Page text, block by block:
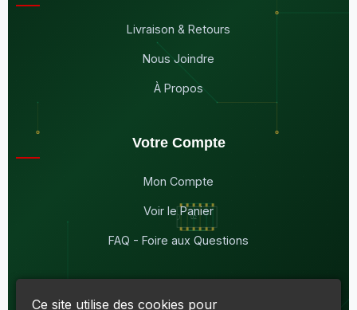
Livraison & Retours
Nous Joindre
À Propos
Votre Compte
Mon Compte
Voir le Panier
FAQ - Foire aux Questions
Ce site utilise des cookies pour